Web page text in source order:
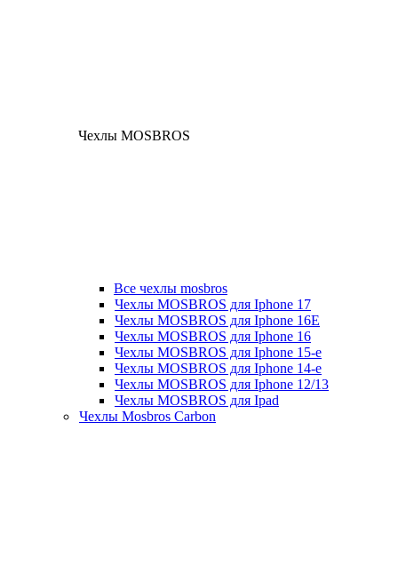
Чехлы MOSBROS
Все чехлы mosbros
Чехлы MOSBROS для Iphone 17
Чехлы MOSBROS для Iphone 16E
Чехлы MOSBROS для Iphone 16
Чехлы MOSBROS для Iphone 15-е
Чехлы MOSBROS для Iphone 14-е
Чехлы MOSBROS для Iphone 12/13
Чехлы MOSBROS для Ipad
Чехлы Mosbros Carbon